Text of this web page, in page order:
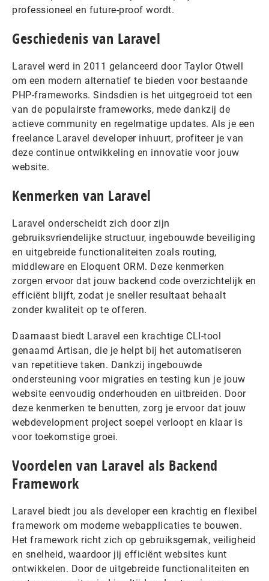
professioneel en future-proof wordt.
Geschiedenis van Laravel
Laravel werd in 2011 gelanceerd door Taylor Otwell
om een modern alternatief te bieden voor bestaande
PHP-frameworks. Sindsdien is het uitgegroeid tot een
van de populairste frameworks, mede dankzij de
actieve community en regelmatige updates. Als je een
freelance Laravel developer inhuurt, profiteer je van
deze continue ontwikkeling en innovatie voor jouw
website.
Kenmerken van Laravel
Laravel onderscheidt zich door zijn
gebruiksvriendelijke structuur, ingebouwde beveiliging
en uitgebreide functionaliteiten zoals routing,
middleware en Eloquent ORM. Deze kenmerken
zorgen ervoor dat jouw backend code overzichtelijk en
efficiënt blijft, zodat je sneller resultaat behaalt
zonder kwaliteit op te offeren.
Daarnaast biedt Laravel een krachtige CLI-tool
genaamd Artisan, die je helpt bij het automatiseren
van repetitieve taken. Dankzij ingebouwde
ondersteuning voor migraties en testing kun je jouw
website eenvoudig onderhouden en uitbreiden. Door
deze kenmerken te benutten, zorg je ervoor dat jouw
webdevelopment project soepel verloopt en klaar is
voor toekomstige groei.
Voordelen van Laravel als Backend
Framework
Laravel biedt jou als developer een krachtig en flexibel
framework om moderne webapplicaties te bouwen.
Het framework richt zich op gebruiksgemak, veiligheid
en snelheid, waardoor jij efficiënt websites kunt
ontwikkelen. Door de uitgebreide functionaliteiten en